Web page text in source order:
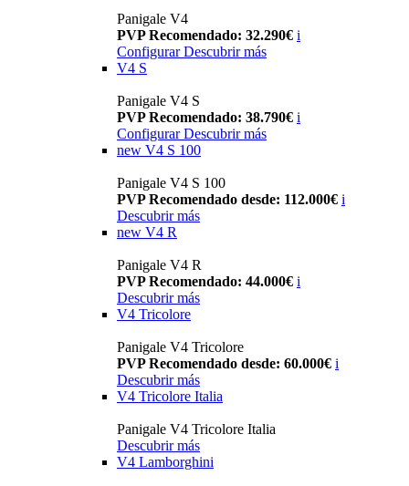
Panigale V4
PVP Recomendado: 32.290€ i
Configurar Descubrir más
V4 S
Panigale V4 S
PVP Recomendado: 38.790€ i
Configurar Descubrir más
new V4 S 100
Panigale V4 S 100
PVP Recomendado desde: 112.000€ i
Descubrir más
new V4 R
Panigale V4 R
PVP Recomendado: 44.000€ i
Descubrir más
V4 Tricolore
Panigale V4 Tricolore
PVP Recomendado desde: 60.000€ i
Descubrir más
V4 Tricolore Italia
Panigale V4 Tricolore Italia
Descubrir más
V4 Lamborghini